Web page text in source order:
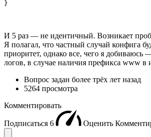
И 5 раз — не идентичный. Возникает
Я полагал, что частный случай конфига
приоритет, однако все, чего я добиваюсь
логов, в случае наличия префикса www в
Вопрос задан более трёх лет назад
5264 просмотра
Комментировать
Подписаться 6 Оценить